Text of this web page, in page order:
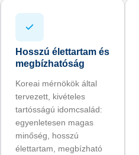
Hosszú élettartam és
megbízhatóság
Koreai mérnökök által
tervezett, kivételes
tartósságú idomcsalád:
egyenletesen magas
minőség, hosszú
élettartam, megbízható